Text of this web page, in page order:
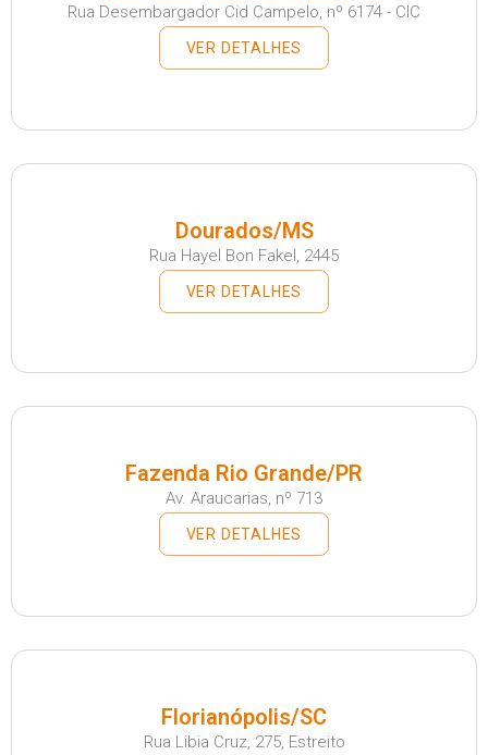
Rua Desembargador Cid Campelo, nº 6174 - CIC
VER DETALHES
Dourados/MS
Rua Hayel Bon Fakel, 2445
VER DETALHES
Fazenda Rio Grande/PR
Av. Araucarias, nº 713
VER DETALHES
Florianópolis/SC
Rua Libia Cruz, 275, Estreito